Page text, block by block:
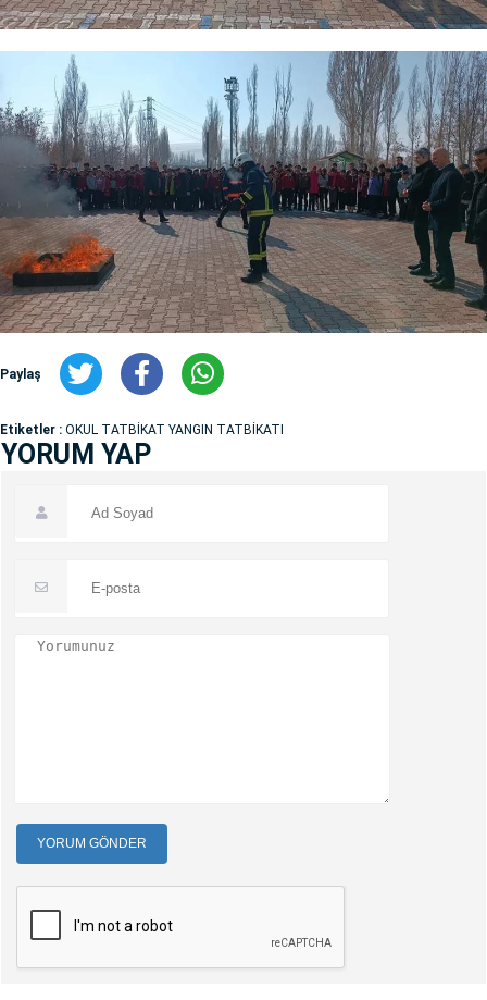
Paylaş
Etiketler : OKUL TATBİKAT YANGIN TATBİKATI
YORUM YAP
YORUM GÖNDER